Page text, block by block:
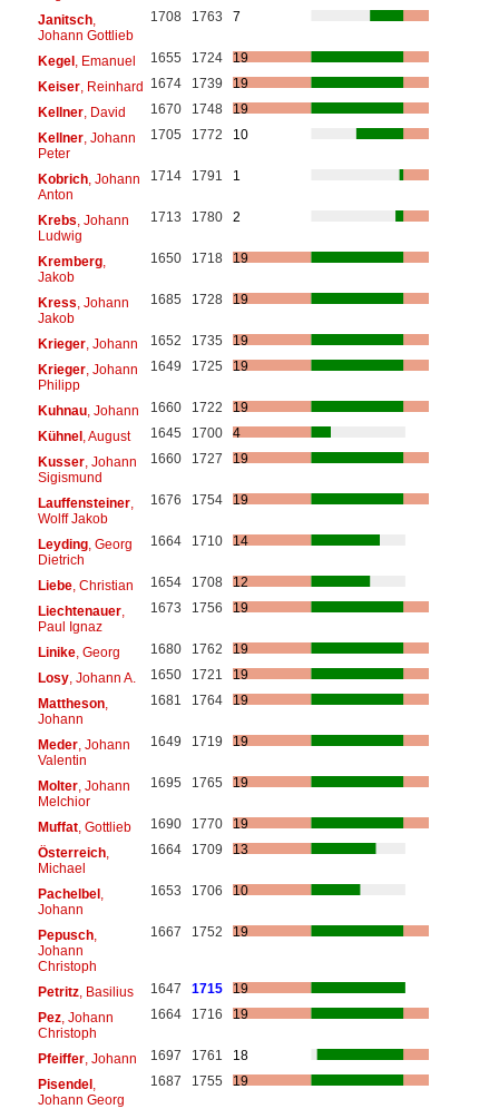
Janitsch,
Johann Gottlieb
1708 1763 7
Kegel, Emanuel 1655 1724
19
Keiser, Reinhard 1674 1739
19
Kellner, David 1670 1748
19
Kellner, Johann
Peter
1705 1772 10
Kobrich, Johann
Anton
1714 1791 1
Krebs , Johann
Ludwig
1713 1780 2
Kremberg,
Jakob
1650 1718 19
Kress , Johann
Jakob
1685 1728 19
Krieger, Johann 1652 1735
19
Krieger, Johann
Philipp
1649 1725 19
Kuhnau, Johann 1660 1722
19
Kühnel, August 1645 1700
4
Kusser, Johann
Sigismund
1660 1727 19
Lauffensteiner,
Wolff Jakob
1676 1754 19
Leyding, Georg
Dietrich
1664 1710 14
Liebe, Christian 1654 1708
12
Liechtenauer,
Paul Ignaz
1673 1756 19
Linike, Georg 1680 1762
19
Losy, Johann A. 1650 1721
19
Mattheson,
Johann
1681 1764 19
Meder, Johann
Valentin
1649 1719 19
Molter, Johann
Melchior
1695 1765 19
Muffat, Gottlieb 1690 1770
19
Österreich,
Michael
1664 1709 13
Pachelbel,
Johann
1653 1706 10
Pepusch,
Johann
Christoph
1667 1752 19
Petritz, Basilius 1647 1715
19
Pez, Johann
Christoph
1664 1716 19
Pfeiffer, Johann 1697 1761
18
Pisendel,
Johann Georg
1687 1755 19